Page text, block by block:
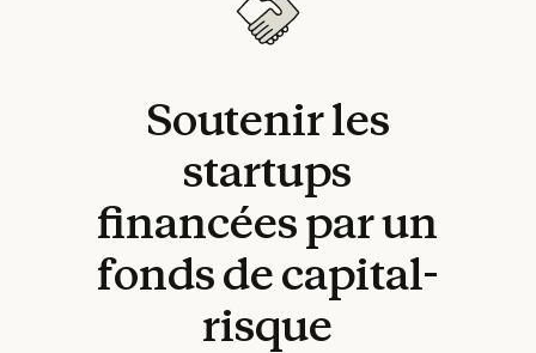
Soutenirles
startups
financéesparun
fondsdecapital-
risque